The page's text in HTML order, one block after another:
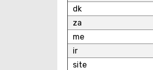
dk
za
me
ir
site